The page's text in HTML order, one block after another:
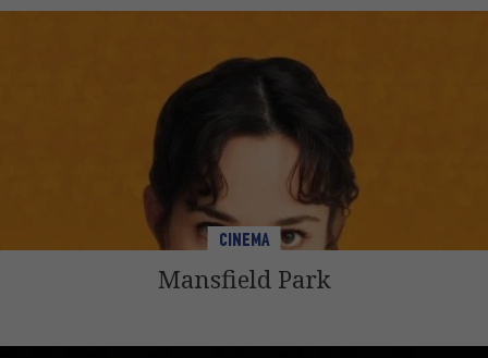
CINEMA
Mansfield Park